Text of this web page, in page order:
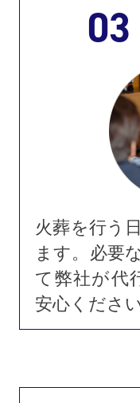
03
火葬を行う
ます。必要
て弊社が代
安心ください